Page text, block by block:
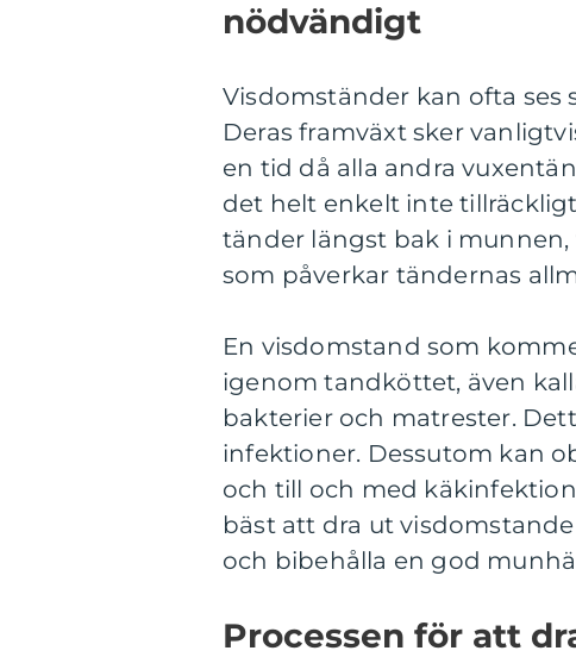
nödvändigt
Visdomständer kan ofta ses
Deras framväxt sker
en tid då alla andra
det helt enkelt inte
tänder längst bak i
som påverkar tändernas
En visdomstand som
igenom tandköttet, även
bakterier och matrester.
infektioner. Dessutom kan
och till och med
bäst att dra ut
och bibehålla en god
Processen för att